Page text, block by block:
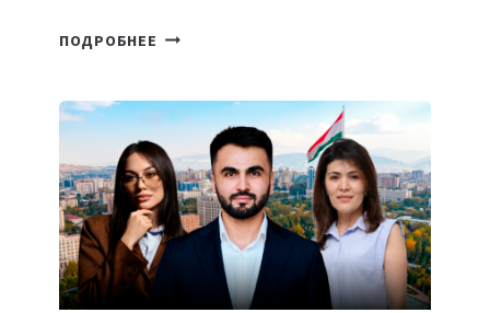
ПОДРОБНЕЕ СТАЛИ
ВНЕШНЕГО
ВИДА
НОВОГО
УСТРОЙСТВА
ОТ
OPENAI